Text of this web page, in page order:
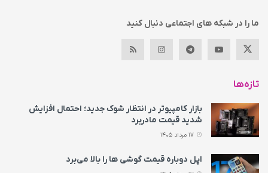
ما را در شبکه های اجتماعی دنبال کنید
تازه‌ها
بازار کامپیوتر در انتظار شوک جدید؛ احتمال افزایش
شدید قیمت مادربرد
اپل دوباره قیمت‌ گوشی ها را بالا می‌برد